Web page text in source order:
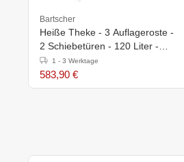
Bartscher
Heiße Theke - 3 Auflageroste -
2 Schiebetüren - 120 Liter -
690x600x(h)670mm
1 - 3 Werktage
583,90 €